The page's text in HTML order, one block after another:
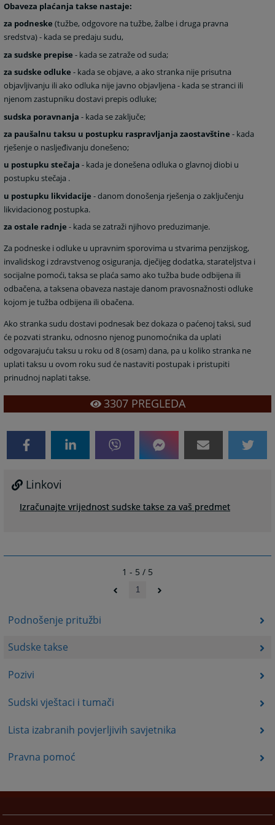
Podnošenje pritužbi
Sudske takse
Pozivi
Sudski vještaci i tumači
Lista izabranih povjerljivih savjetnika
Pravna pomoć
Obaveza plaćanja takse nastaje:
za podneske(tužbe, odgovore na tužbe, žalbe i druga pravna
sredstva) - kada se predaju sudu,
za sudske prepise - kada se zatraže od suda;
za sudske odluke- kada se objave, a ako stranka nije prisutna
objavljivanju ili ako odluka nije javno objavljena - kada se stranci ili
njenom zastupniku dostavi prepis odluke;
sudska poravnanja- kada se zaključe;
za paušalnu taksu u postupku raspravljanja zaostavštine- kada
rješenje o nasljeđivanju donešeno;
u postupku stečaja- kada je donešena odluka o glavnoj diobi u
postupku stečaja .
u postupku likvidacije - danom donošenja rješenja o zaključenju
likvidacionog postupka.
za ostale radnje - kada se zatraži njihovo preduzimanje.
Za podneske i odluke u upravnim sporovima u stvarima penzijskog,
invalidskog i zdravstvenog osiguranja, dječijeg dodatka, starateljstva i
socijalne pomoći, taksa se plaća samo ako tužba bude odbijena ili
odbačena, a taksena obaveza nastaje danom pravosnažnosti odluke
kojom je tužba odbijena ili obačena.
Ako stranka sudu dostavi podnesak bez dokaza o paćenoj taksi, sud
će pozvati stranku, odnosno njenog punomoćnika da uplati
odgovarajuću taksu u roku od 8 (osam) dana, pa u koliko stranka ne
uplati taksu u ovom roku sud će nastaviti postupak i pristupiti
prinudnoj naplati takse.
3307PREGLEDA
Linkovi
Izračunajte vrijednost sudske takse za vaš predmet
1 - 5 / 5
1